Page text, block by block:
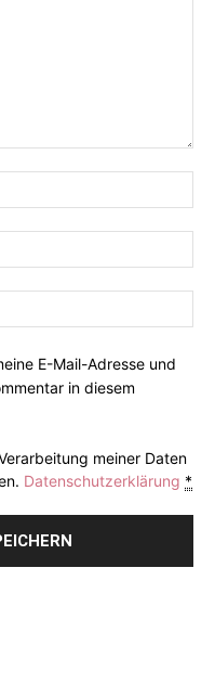
E-Mail-Adresse und
in diesem
meiner Daten
Datenschutzerklärung *